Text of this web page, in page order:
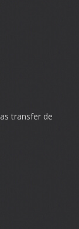
transfer de